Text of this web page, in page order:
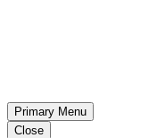
Primary Menu
Close